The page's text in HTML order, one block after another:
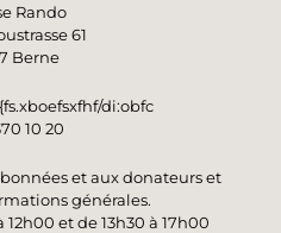
Rando
61
Berne
di:obfc
10 20
et aux donateurs et
générales.
et de 13h30 à 17h00